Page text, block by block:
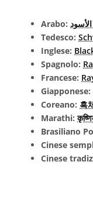
Arabo:
Tedesco:
Inglese:
Spagnolo:
Francese:
Giapponese:
Coreano: 흑
Marathi:
Brasiliano
Cinese
Cinese